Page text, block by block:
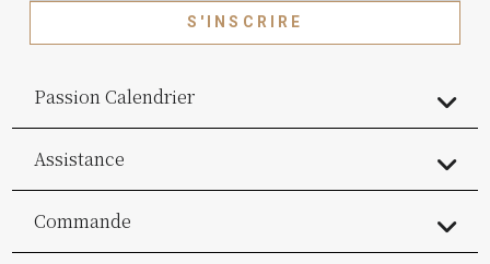
S'INSCRIRE
Passion Calendrier
Assistance
Commande